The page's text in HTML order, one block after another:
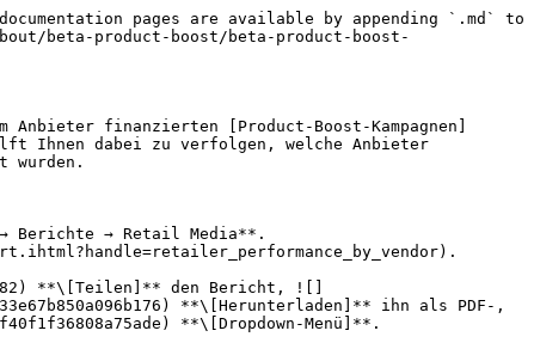
pages are available by appending `.md` to
beta-product-boost/beta-product-boost-
finanzierten [Product-Boost-Kampagnen]
Ihnen dabei zu verfolgen, welche Anbieter
wurden.
Berichte → Retail Media**.
**\[Herunterladen]** ihn als PDF-,
**\[Dropdown-Menü]**.